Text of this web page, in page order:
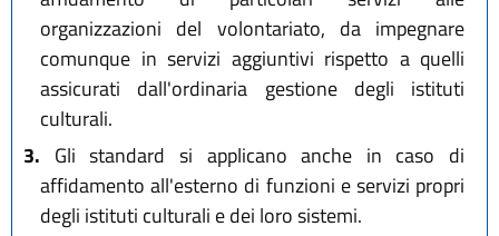
organizzazioni del volontariato, da impegnare
comunque in servizi aggiuntivi rispetto a quelli
assicurati dall'ordinaria gestione degli istituti
culturali.
3. Gli standard si applicano anche in caso di
affidamento all'esterno di funzioni e servizi propri
degli istituti culturali e dei loro sistemi.